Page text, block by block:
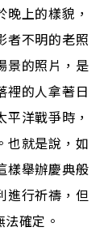
上的樣貌，
者不明的老照
景的照片，是
裡的人拿著日
洋戰爭時，
也就是說，如
樣舉辦慶典般
進行祈禱，但
確定。